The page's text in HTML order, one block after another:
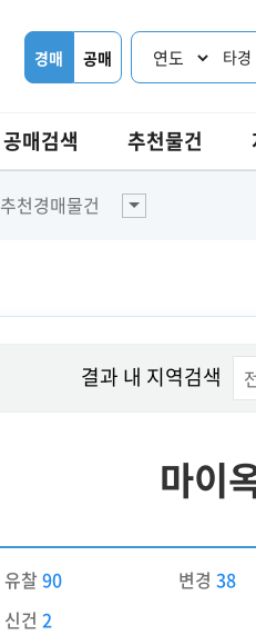
경매 공매 타경
공매검색 추천물건
추천경매물건
결과 내 지역검색
마이
유찰 90 변경38
신건 2